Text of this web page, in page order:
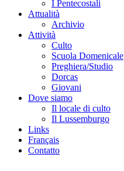
I Pentecostali
Attualità
Archivio
Attività
Culto
Scuola Domenicale
Preghiera/Studio
Dorcas
Giovani
Dove siamo
Il locale di culto
Il Lussemburgo
Links
Français
Contatto